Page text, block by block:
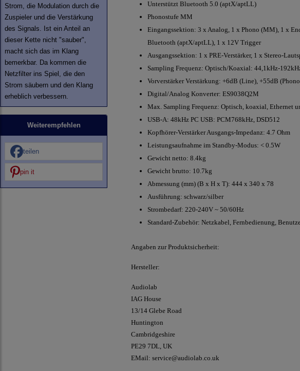
Strom, die Modulation durch die
Zuspieler und die Verstärkung
des Signals. Ist ein Anteil an
dieser Kette nicht "sauber",
macht sich das im Klang
bemerkbar. Da kommen die
Netzfilter ins Spiel, die den
Strom säubern und den Klang
erheblich verbessern.
Weiterempfehlen
teilen
pin it
Unterstützt Bluetooth 5.0 (aptX/aptLL)
Phonostufe MM
Eingangssektion: 3 x Analog, 1 x Phono (MM), 1 x
Bluetooth (aptX/aptLL), 1 x 12V Trigger
Ausgangssektion: 1 x PRE-Verstärker, 1 x Stereo-
Sampling Frequenz: Optisch/Koaxial: 44,1kHz-
Vorverstärker Verstärkung: +6dB (Line), +55dB
Digital/Analog Konverter: ES9038Q2M
Max. Sampling Frequenz: Optisch, koaxial, Ethernet
USB-A: 48kHz PC USB: PCM768kHz, DSD512
Kopfhörer-Verstärker Ausgangs-Impedanz: 4.7 Ohm
Leistungsaufnahme im Standby-Modus: < 0.5W
Gewicht netto: 8.4kg
Gewicht brutto: 10.7kg
Abmessung (mm) (B x H x T): 444 x 340 x 78
Ausführung: schwarz/silber
Strombedarf: 220-240V ~ 50/60Hz
Standard-Zubehör: Netzkabel, Fernbedienung,
Angaben zur Produktsicherheit:
Hersteller:
Audiolab
IAG House
13/14 Glebe Road
Huntington
Cambridgeshire
PE29 7DL, UK
EMail: service@audiolab.co.uk